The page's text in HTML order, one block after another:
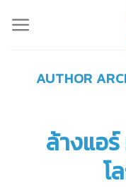
AUTHOR
ล้างแอ
โ